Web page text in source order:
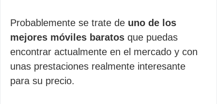
Probablemente se trate de uno de los
mejores móviles baratos que puedas
encontrar actualmente en el mercado y con
unas prestaciones realmente interesante
para su precio.